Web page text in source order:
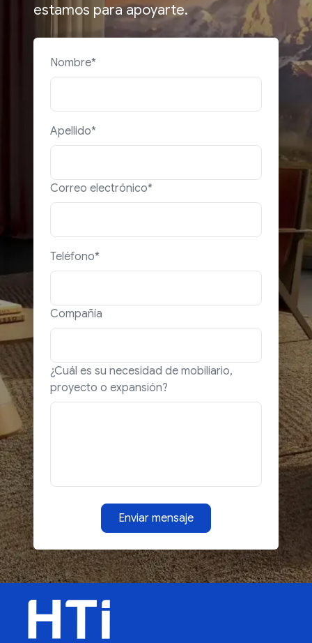
estamos para apoyarte.
Nombre*
Apellido*
Correo electrónico*
Teléfono*
Compañía
¿Cuál es su necesidad de mobiliario,
proyecto o expansión?